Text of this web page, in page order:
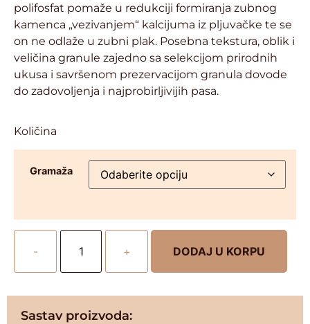
polifosfat pomaže u redukciji formiranja zubnog
kamenca „vezivanjem“ kalcijuma iz pljuvačke te se
on ne odlaže u zubni plak. Posebna tekstura, oblik i
veličina granule zajedno sa selekcijom prirodnih
ukusa i savršenom prezervacijom granula dovode
do zadovoljenja i najprobirljivijih pasa.
Količina
Gramaža
- + DODAJ U KORPU
Sastav proizvoda: